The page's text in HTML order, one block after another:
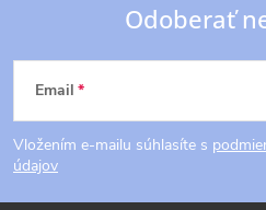
Z
á
p
Odoberať
Email
Vložením e-mailu súhlasíte s
údajov